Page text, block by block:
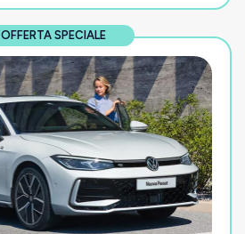
OFFERTA SPECIALE